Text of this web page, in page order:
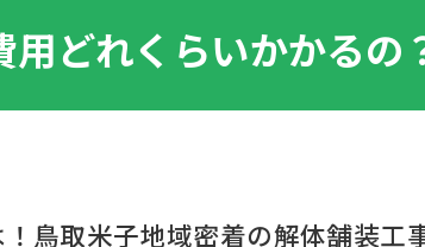
どれくらいかかるの
鳥取米子地域密着の解体舗装工